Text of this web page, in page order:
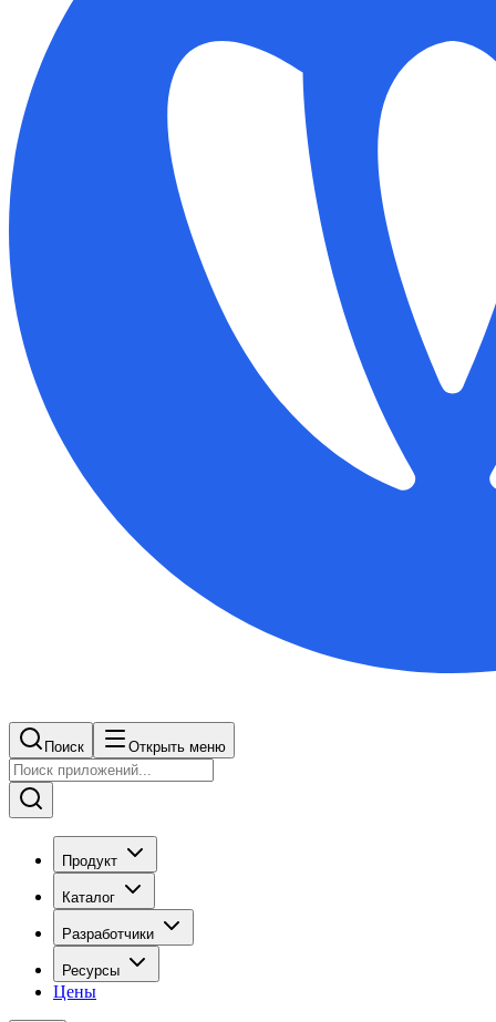
Поиск Открыть меню
Продукт
Каталог
Разработчики
Ресурсы
Цены